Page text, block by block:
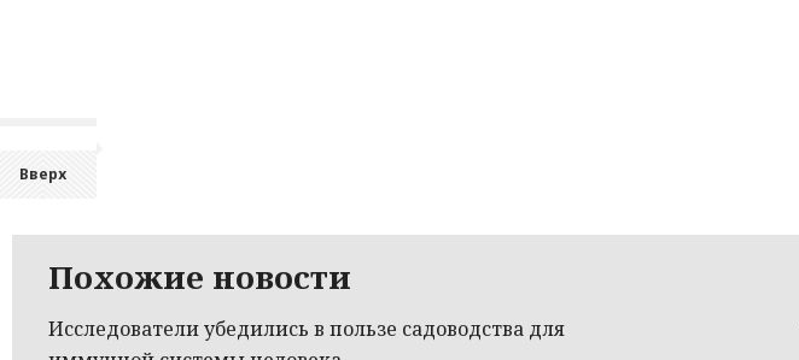
Вверх
Похожие новости
Исследователи убедились в пользе садоводства для